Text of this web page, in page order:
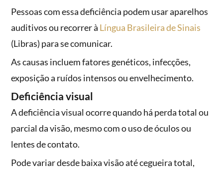
Pessoas com essa deficiência podem usar aparelhos
auditivos ou recorrer à Língua Brasileira de Sinais
(Libras) para se comunicar.
As causas incluem fatores genéticos, infecções,
exposição a ruídos intensos ou envelhecimento.
Deficiência visual
A deficiência visual ocorre quando há perda total ou
parcial da visão, mesmo com o uso de óculos ou
lentes de contato.
Pode variar desde baixa visão até cegueira total,